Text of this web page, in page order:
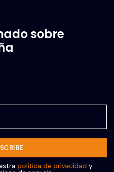
sobre
política de privacidad y